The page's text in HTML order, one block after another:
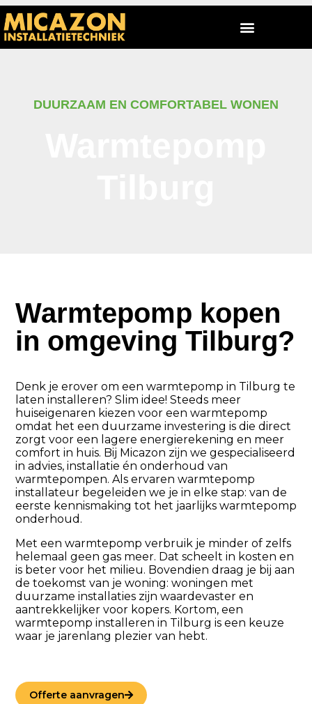
DUURZAAM EN COMFORTABEL WONEN
Warmtepomp kopen
in omgeving Tilburg?
Denk je erover om een warmtepomp in Tilburg te
laten installeren? Slim idee! Steeds meer
huiseigenaren kiezen voor een warmtepomp
omdat het een duurzame investering is die direct
zorgt voor een lagere energierekening en meer
comfort in huis. Bij Micazon zijn we gespecialiseerd
in advies, installatie én onderhoud van
warmtepompen. Als ervaren warmtepomp
installateur begeleiden we je in elke stap: van de
eerste kennismaking tot het jaarlijks warmtepomp
onderhoud.
Met een warmtepomp verbruik je minder of zelfs
helemaal geen gas meer. Dat scheelt in kosten en
is beter voor het milieu. Bovendien draag je bij aan
de toekomst van je woning: woningen met
duurzame installaties zijn waardevaster en
aantrekkelijker voor kopers. Kortom, een
warmtepomp installeren in Tilburg is een keuze
waar je jarenlang plezier van hebt.
Offerte aanvragen